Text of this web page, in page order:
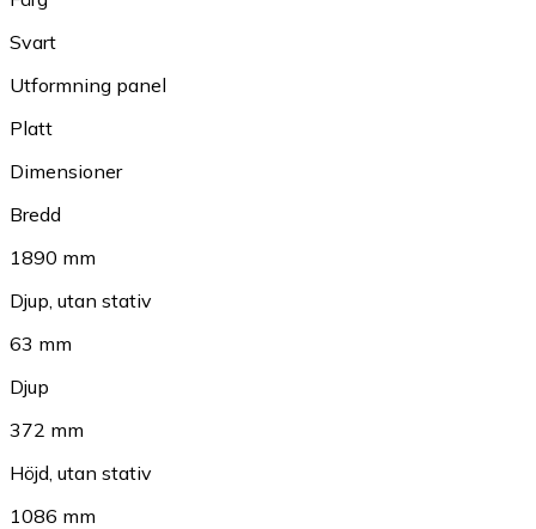
Svart
Utformning panel
Platt
Dimensioner
Bredd
1890 mm
Djup, utan stativ
63 mm
Djup
372 mm
Höjd, utan stativ
1086 mm